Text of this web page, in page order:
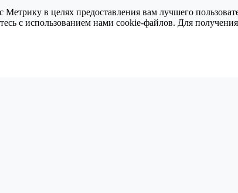
в целях предоставления вам лучшего
с использованием нами cookie-файлов. Для